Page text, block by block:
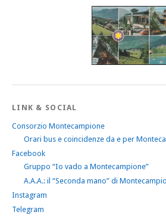
LINK & SOCIAL
Consorzio Montecampione
Orari bus e coincidenze da e per
Facebook
Gruppo “Io vado a Montecampione”
A.A.A.: il “Seconda mano” di
Instagram
Telegram